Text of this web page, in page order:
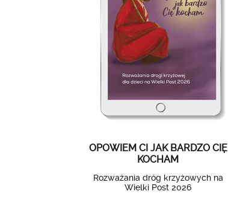
OPOWIEM CI JAK BARDZO CIĘ
KOCHAM
Rozważania dróg krzyżowych na
Wielki Post 2026